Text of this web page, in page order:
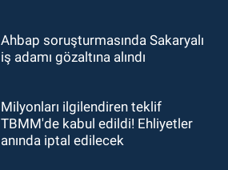
Ahbap soruşturmasında Sakaryalı
iş adamı gözaltına alındı
Milyonları ilgilendiren teklif
TBMM'de kabul edildi! Ehliyetler
anında iptal edilecek